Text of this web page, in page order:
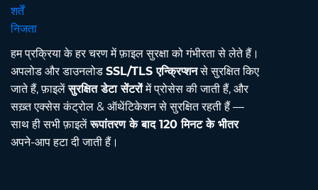
शर्तें
निजता
हम प्रक्रिया के हर चरण में फ़ाइल सुरक्षा को गंभीरता से लेते हैं।
अपलोड और डाउनलोड SSL/TLS एन्क्रिप्शनसे सुरक्षित किए
जाते हैं, फ़ाइलेंसुरक्षित डेटा सेंटरोंमें प्रोसेस की जाती हैं, और
सख़्त एक्सेस कंट्रोल & ऑथेंटिकेशन से सुरक्षित रहती हैं —
साथ ही सभी फ़ाइलेंरूपांतरण के बाद 120 मिनट के भीतर
अपने-आप हटा दी जाती हैं।